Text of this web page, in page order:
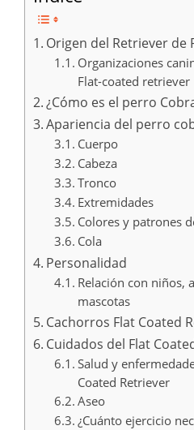
Origen del Retriever de
Organizaciones
Flat-coated retriever
¿Cómo es el perro
Apariencia del perro
Cuerpo
Cabeza
Tronco
Extremidades
Colores y patrones
Cola
Personalidad
Relación con niños,
mascotas
Cachorros Flat Coated
Cuidados del Flat
Salud y
Coated Retriever
Aseo
¿Cuánto ejercicio